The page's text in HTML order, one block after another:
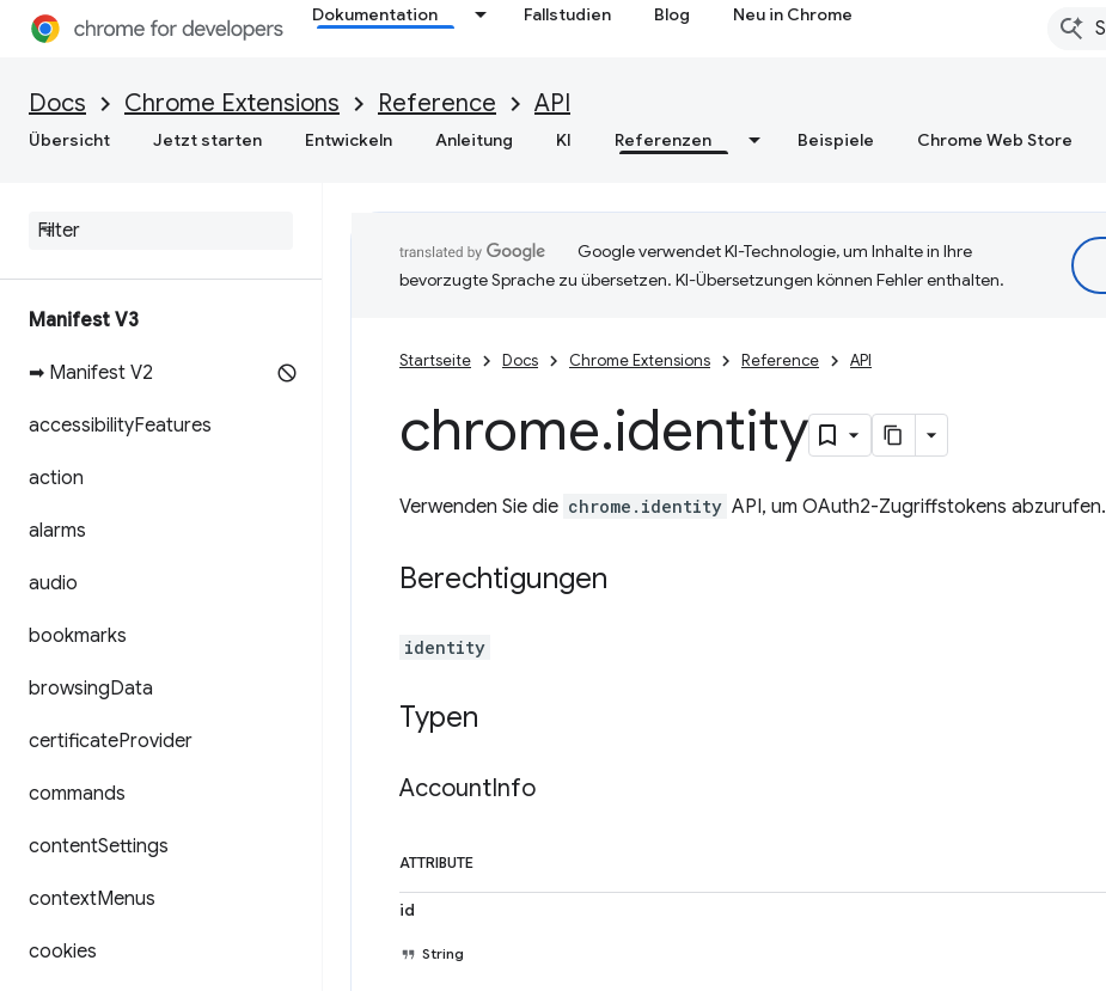
Dokumentation Fallstudien Blog Neu in Chrome
Docs Chrome Extensions Reference API
Übersicht Jetzt starten Entwickeln Anleitung KI Referenzen Beispiele Chrome Web Store
Manifest V3
➡ Manifest V2
accessibilityFeatures
action
alarms
audio
bookmarks
browsingData
certificateProvider
commands
contentSettings
contextMenus
cookies
Google verwendet KI-Technologie, um Inhalte in Ihre
bevorzugte Sprache zu übersetzen. KI-Übersetzungen können Fehler enthalten.
Startseite Docs Chrome Extensions Reference API
chrome.identity
Verwenden Sie die chrome.identity API, um OAuth2-Zugriffstokens abzurufen.
Berechtigungen
identity
Typen
AccountInfo
ATTRIBUTE
id
String